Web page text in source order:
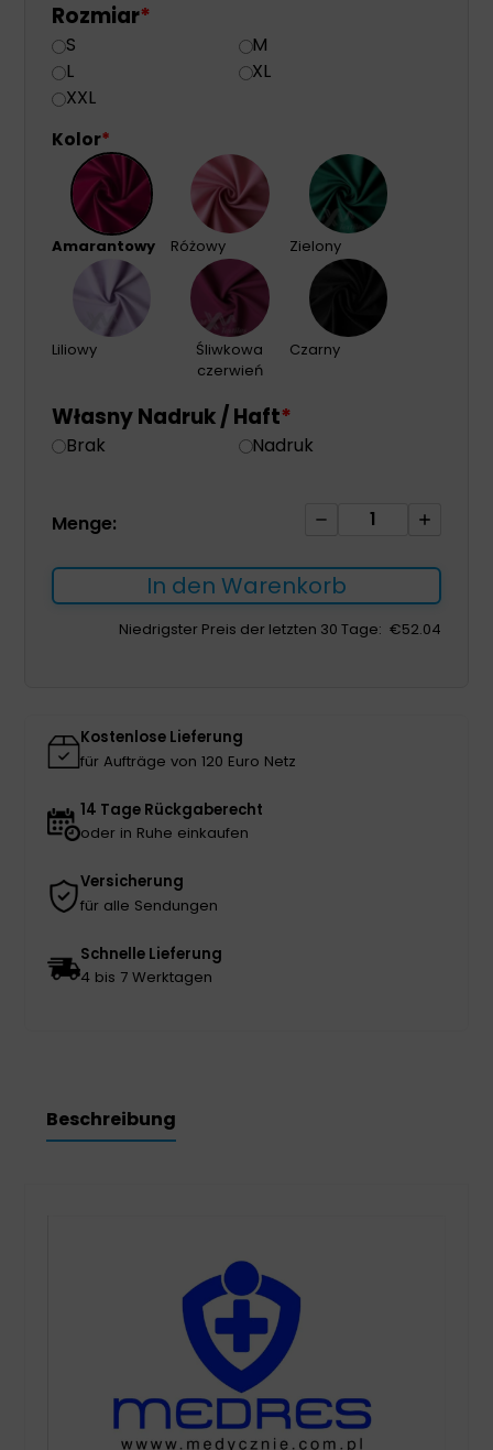
*
Rozmiar
S
M
L
XL
XXL
*
Kolor
Amarantowy Różowy Zielony
Liliowy
Śliwkowa
czerwień
Czarny
*
Własny Nadruk / Haft
Brak Nadruk
Menge:
Hosen
Männer
Menge
In den Warenkorb
Niedrigster Preis der letzten 30 Tage: €52.04
Kostenlose Lieferung
für Aufträge von 120 Euro Netz
14 Tage Rückgaberecht
oder in Ruhe einkaufen
Versicherung
für alle Sendungen
Schnelle Lieferung
4 bis 7 Werktagen
Beschreibung